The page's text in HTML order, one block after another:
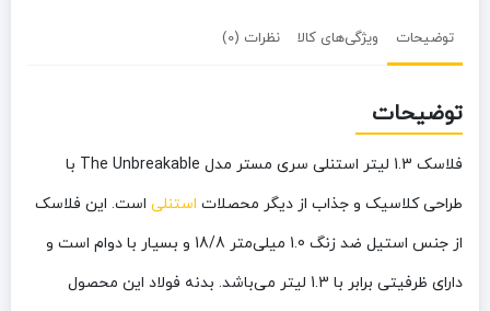
توضیحات ویژگی‌های کالا نظرات (0)
توضیحات
فلاسک 1.3 لیتر استنلی سری مستر مدل The Unbreakable با
طراحی کلاسیک و جذاب از دیگر محصلات استنلی است. این فلاسک
از جنس استیل ضد زنگ 1.0 میلی‌متر 18/8 و بسیار با دوام است و
دارای ظرفیتی برابر با 1.3 لیتر می‌باشد. بدنه فولاد این محصول